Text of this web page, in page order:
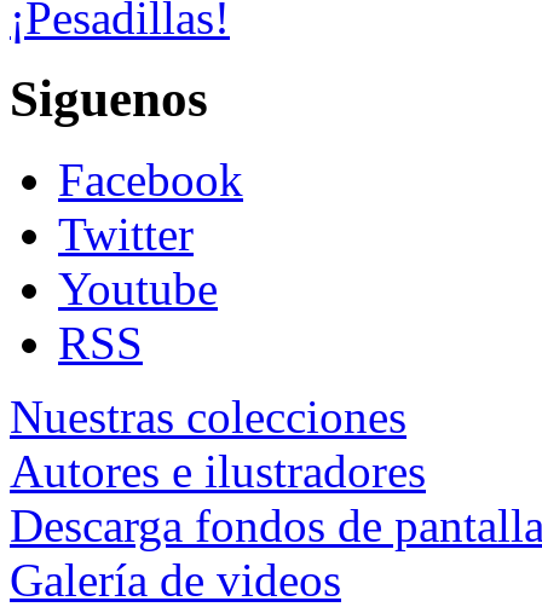
¡Pesadillas!
Siguenos
Facebook
Twitter
Youtube
RSS
Nuestras colecciones
Autores e ilustradores
Descarga fondos de
Galería de videos